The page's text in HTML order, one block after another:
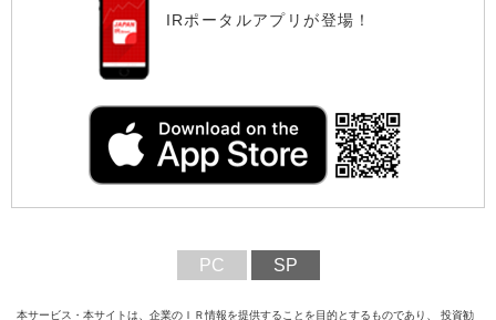
IRポータルアプリが登場！
PC SP
本サービス・本サイトは、企業のＩＲ情報を提供することを目的とするものであり、 投資勧